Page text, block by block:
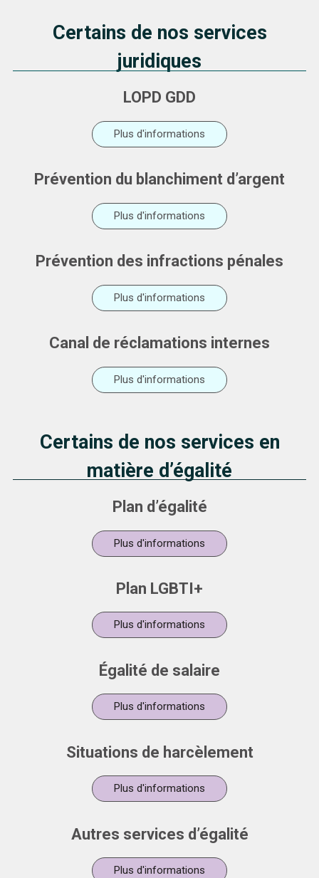
Certains de nos services
juridiques
LOPD GDD
Plus d'informations
Prévention du blanchiment d’argent
Plus d'informations
Prévention des infractions pénales
Plus d'informations
Canal de réclamations internes
Plus d'informations
Certains de nos services en
matière d’égalité
Plan d’égalité
Plus d'informations
Plan LGBTI+
Plus d'informations
Égalité de salaire
Plus d'informations
Situations de harcèlement
Plus d'informations
Autres services d’égalité
Plus d'informations